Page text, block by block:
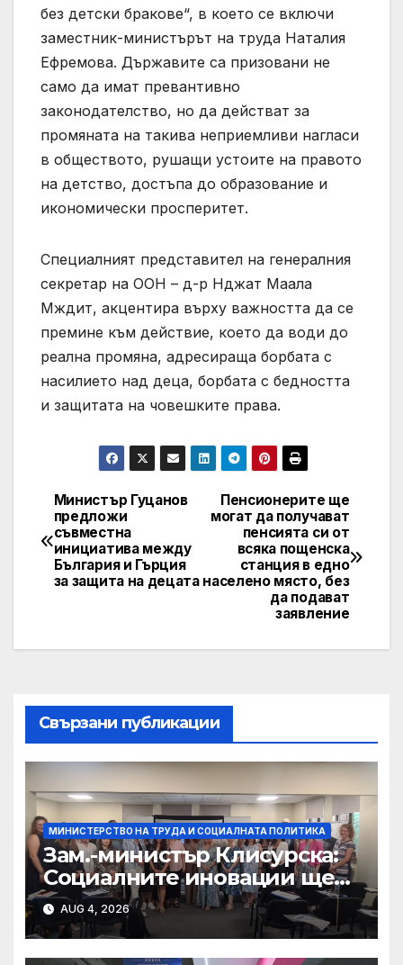
без детски бракове“, в което се включи
заместник-министърът на труда Наталия
Ефремова. Държавите са призовани не
само да имат превантивно
законодателство, но да действат за
промяната на такива неприемливи нагласи
в обществото, рушащи устоите на правото
на детство, достъпа до образование и
икономически просперитет.
Специалният представител на генералния
секретар на ООН – д-р Нджат Маала
Мждит, акцентира върху важността да се
премине към действие, което да води до
реална промяна, адресираща борбата с
насилието над деца, борбата с бедността
и защитата на човешките права.
Post
navigation
Пенсионерите ще
могат да получават
пенсията си от
всяка пощенска
станция в едно
населено място, без
да подават
заявление
Министър Гуцанов
предложи
съвместна
инициатива между
България и Гърция
за защита на децата
Свързани публикации
МИНИСТЕРСТВО НА ТРУДА И СОЦИАЛНАТА ПОЛИТИКА
Зам.-министър Клисурска:
Социалните иновации ще
достигат до повече хора
благодарение на методика
на МТСП
AUG 4, 2026